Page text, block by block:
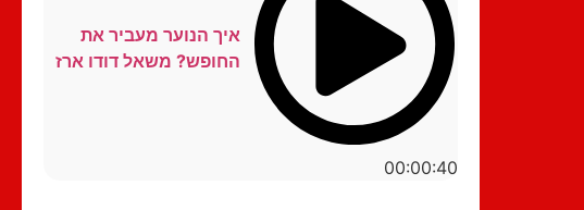
00:00:40
איך הנוער מעביר את
החופש? משאל דודו ארז